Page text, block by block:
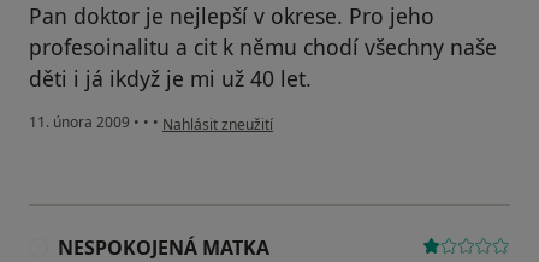
Pan doktor je nejlepší v okrese. Pro jeho
profesoinalitu a cit k němu chodí všechny naše
děti i já ikdyž je mi už 40 let.
11. února 2009 • • • podle názoru uživatele antoan
Nahlásit zneužití
NESPOKOJENÁ MATKA